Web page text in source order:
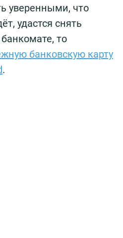
уверенными, что
удастся снять
то
банковскую карту
.